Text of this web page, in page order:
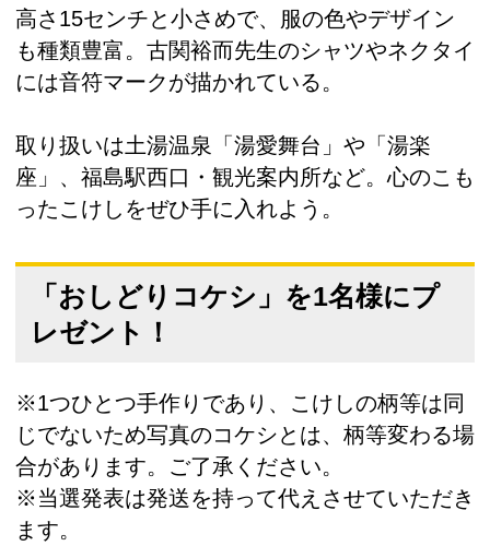
高さ15センチと小さめで、服の色やデザイン
も種類豊富。古関裕而先生のシャツやネクタイ
には音符マークが描かれている。
取り扱いは土湯温泉「湯愛舞台」や「湯楽
座」、福島駅西口・観光案内所など。心のこも
ったこけしをぜひ手に入れよう。
「おしどりコケシ」を1名様にプ
レゼント！
※1つひとつ手作りであり、こけしの柄等は同
じでないため写真のコケシとは、柄等変わる場
合があります。ご了承ください。
※当選発表は発送を持って代えさせていただき
ます。